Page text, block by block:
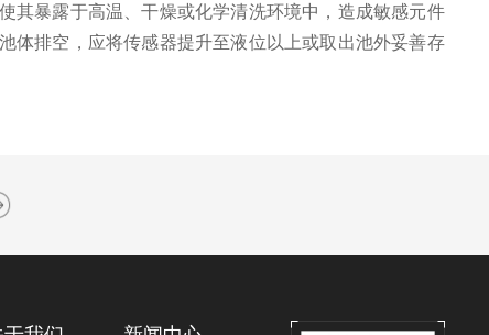
其暴露于高温、干燥或化学清洗环境中，造成敏感元件
体排空，应将传感器提升至液位以上或取出池外妥善存